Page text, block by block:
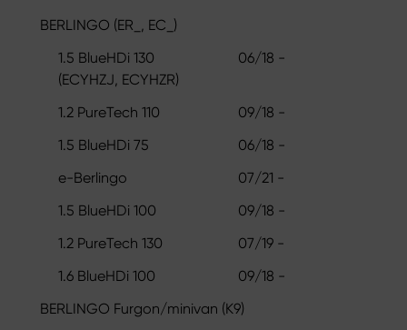
BERLINGO (ER_, EC_)
1.5 BlueHDi 130
(ECYHZJ, ECYHZR)
06/18 -
1.2 PureTech 110
09/18 -
1.5 BlueHDi 75
06/18 -
e-Berlingo
07/21 -
1.5 BlueHDi 100
09/18 -
1.2 PureTech 130
07/19 -
1.6 BlueHDi 100
09/18 -
BERLINGO Furgon/minivan (K9)